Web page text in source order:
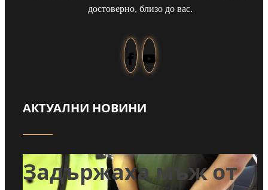
достоверно, близо до вас.
АКТУАЛНИ НОВИНИ
Задържаха мъж от